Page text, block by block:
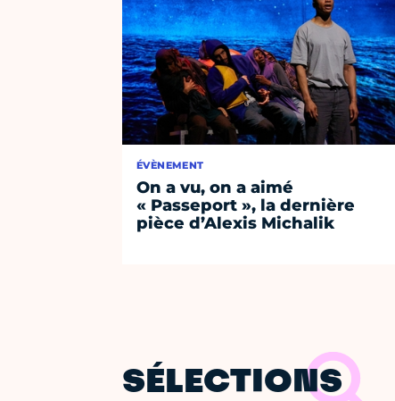
ÉVÈNEMENT
On a vu, on a aimé
« Passeport », la dernière
pièce d’Alexis Michalik
SÉLECTIONS